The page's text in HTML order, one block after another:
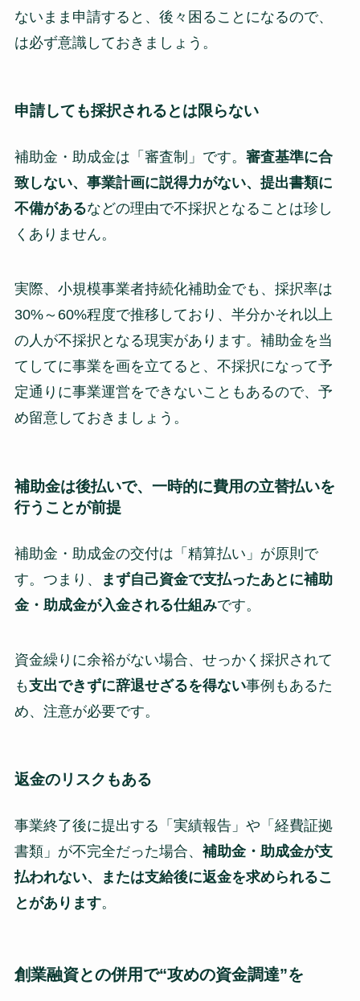
ないまま申請すると、後々困ることになるので、
は必ず意識しておきましょう。
申請しても採択されるとは限らない
補助金・助成金は「審査制」です。 審査基準に合
致しない、事業計画に説得力がない、提出書類に
不備があるなどの理由で不採択となることは珍し
くありません。
実際、小規模事業者持続化補助金でも、採択率は
30%～60%程度で推移しており、半分かそれ以上
の人が不採択となる現実があります。補助金を当
てしてに事業を画を立てると、不採択になって予
定通りに事業運営をできないこともあるので、予
め留意しておきましょう。
補助金は後払いで、一時的に費用の立替払いを
行うことが前提
補助金・助成金の交付は「精算払い」が原則で
す。つまり、
まず自己資金で支払ったあとに補助
金・助成金が入金される仕組みです。
資金繰りに余裕がない場合、せっかく採択されて
も支出できずに辞退せざるを得ない事例もあるた
め、注意が必要です。
返金のリスクもある
事業終了後に提出する「実績報告」や「経費証拠
書類」が不完全だった場合、 補助金・助成金が支
払われない、または支給後に返金を求められるこ
とがあります。
創業融資との併用で“攻めの資金調達”を